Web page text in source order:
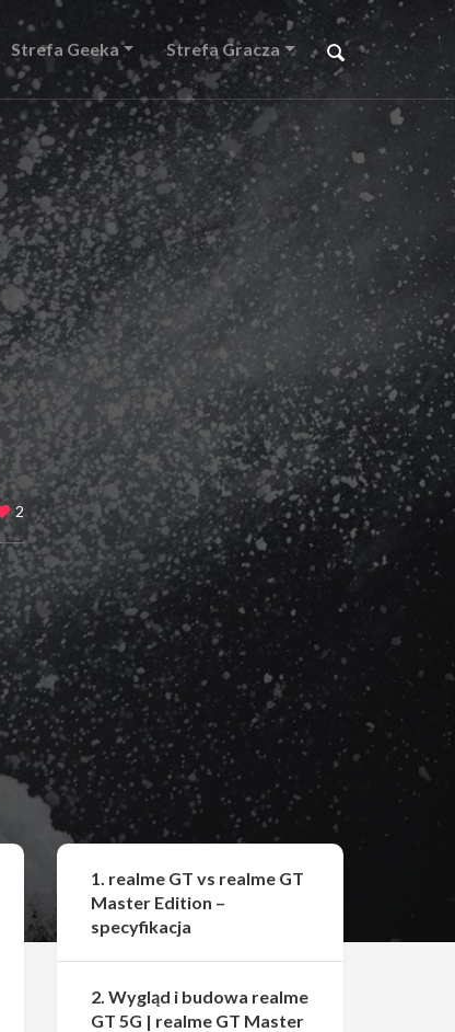
Strefa Geeka Strefa Gracza
2
1. realme GT vs realme GT
Master Edition –
specyfikacja
2. Wygląd i budowa realme
GT 5G | realme GT Master